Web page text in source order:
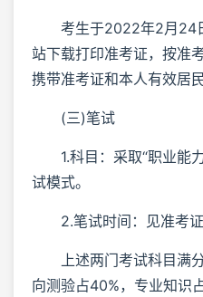
考生于2022年2月24
站下载打印准考证，按准
携带准考证和本人有效居
(三)笔试
1.科目：采取“职业能
试模式。
2.笔试时间：见准考证
上述两门考试科目满分
向测验占40%，专业知识